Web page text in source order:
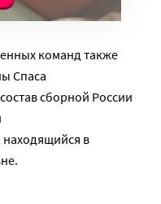
команд также
Спаса
сборной России
в